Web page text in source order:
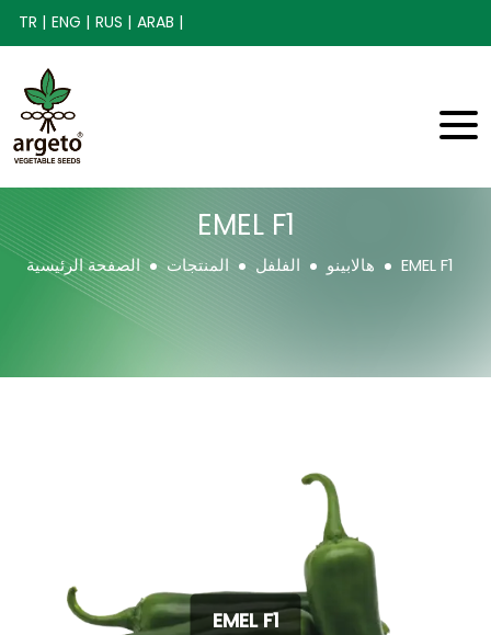
TR | ENG | RUS | ARAB |
EMEL F1
الصفحة الرئيسية المنتجات الفلفل هالابينو EMEL F1
EMEL F1